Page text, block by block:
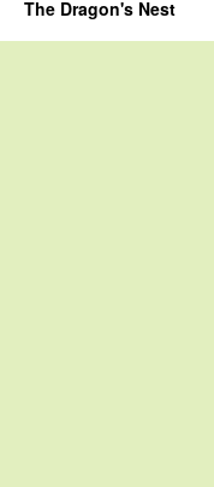
The Dragon's Nest